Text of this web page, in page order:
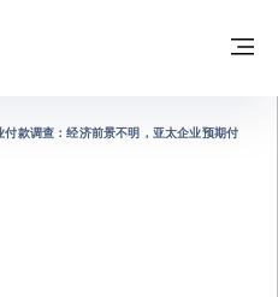
共创安全贸易 - 首页
款调查：经济前景不明，亚太企业预期付